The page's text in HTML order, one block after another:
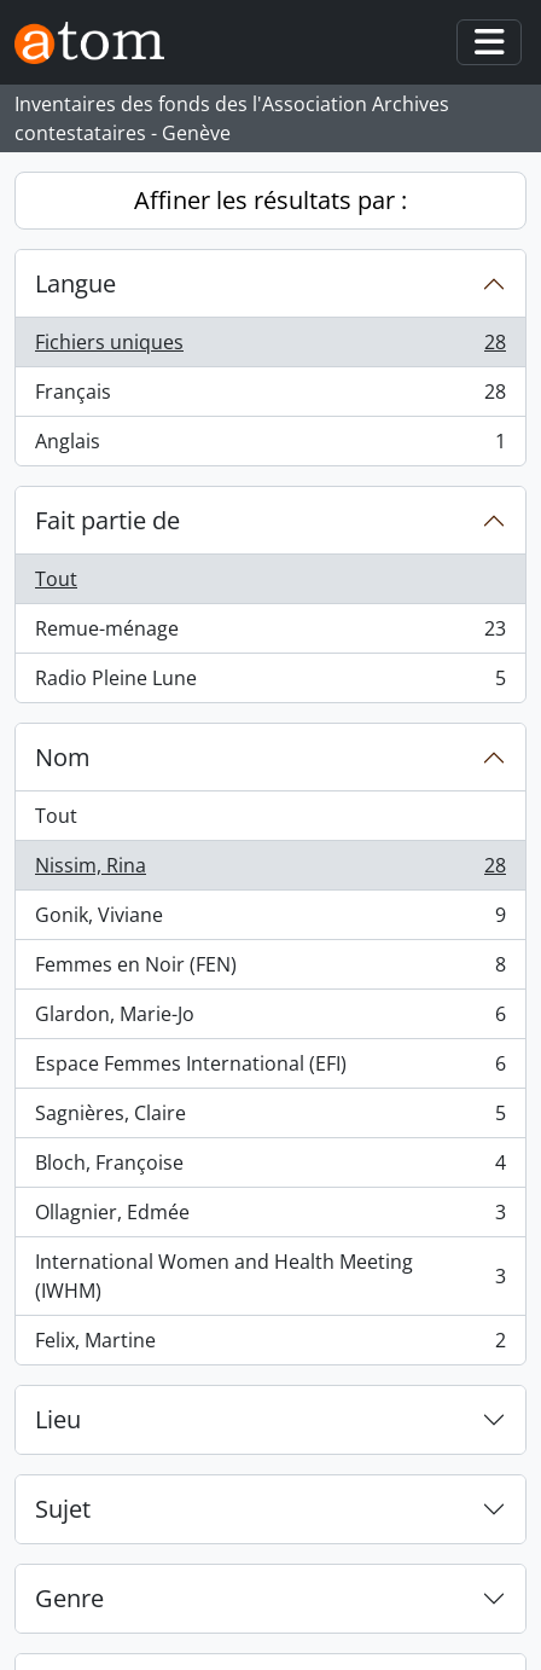
Skip to main content
Inventaires des fonds des l'Association Archives
contestataires - Genève
Affiner les résultats par :
Langue
Fichiers uniques
, 28 résultats
28
Français
, 28 résultats
28
Anglais
, 1 résultats 1
Fait partie de
Tout
Remue-ménage
, 23 résultats
23
Radio Pleine Lune
, 5 résultats 5
Nom
Tout
Nissim, Rina
, 28 résultats
28
Gonik, Viviane
, 9 résultats
9
Femmes en Noir (FEN)
, 8 résultats
8
Glardon, Marie-Jo
, 6 résultats
6
Espace Femmes International (EFI)
, 6 résultats
6
Sagnières, Claire
, 5 résultats
5
Bloch, Françoise
, 4 résultats
4
Ollagnier, Edmée
, 3 résultats
3
International Women and Health Meeting
(IWHM)
, 3 résultats 3
Felix, Martine
, 2 résultats 2
Lieu
Sujet
Genre